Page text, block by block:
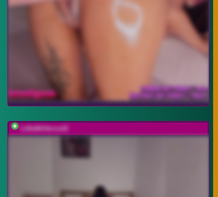
LittleMrHeroo22